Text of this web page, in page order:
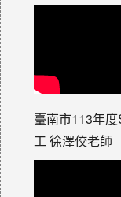
臺南市113年
工 徐澤佼老師